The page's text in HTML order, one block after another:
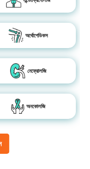
অর্থোপেডিকস
নেফ্রোলজি
অনকোলজি